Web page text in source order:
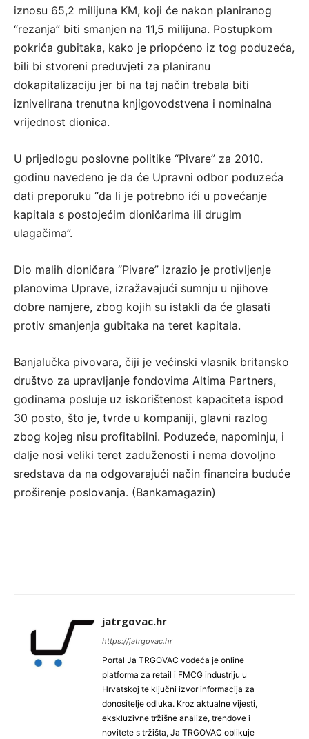
iznosu 65,2 milijuna KM, koji će nakon planiranog
“rezanja” biti smanjen na 11,5 milijuna. Postupkom
pokrića gubitaka, kako je priopćeno iz tog poduzeća,
bili bi stvoreni preduvjeti za planiranu
dokapitalizaciju jer bi na taj način trebala biti
iznivelirana trenutna knjigovodstvena i nominalna
vrijednost dionica.
U prijedlogu poslovne politike “Pivare” za 2010.
godinu navedeno je da će Upravni odbor poduzeća
dati preporuku “da li je potrebno ići u povećanje
kapitala s postojećim dioničarima ili drugim
ulagačima”.
Dio malih dioničara “Pivare” izrazio je protivljenje
planovima Uprave, izražavajući sumnju u njihove
dobre namjere, zbog kojih su istakli da će glasati
protiv smanjenja gubitaka na teret kapitala.
Banjalučka pivovara, čiji je većinski vlasnik britansko
društvo za upravljanje fondovima Altima Partners,
godinama posluje uz iskorištenost kapaciteta ispod
30 posto, što je, tvrde u kompaniji, glavni razlog
zbog kojeg nisu profitabilni. Poduzeće, napominju, i
dalje nosi veliki teret zaduženosti i nema dovoljno
sredstava da na odgovarajući način financira buduće
proširenje poslovanja. (Bankamagazin)
jatrgovac.hr
https://jatrgovac.hr
Portal Ja TRGOVAC vodeća je online
platforma za retail i FMCG industriju u
Hrvatskoj te ključni izvor informacija za
donositelje odluka. Kroz aktualne vijesti,
ekskluzivne tržišne analize, trendove i
novitete s tržišta, Ja TRGOVAC oblikuje